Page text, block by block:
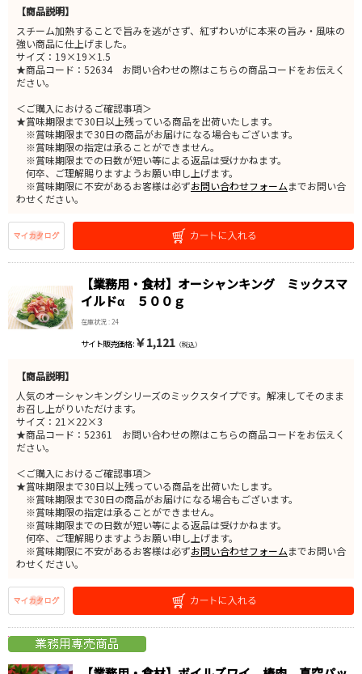
【商品説明】
スチーム加熱することで旨みを逃がさず、紅ずわいがに本来の旨み・風味の
強い商品に仕上げました。
サイズ：19×19×1.5
★商品コード：52634 お問い合わせの際はこちらの商品コードをお伝えく
ださい。
＜ご購入におけるご確認事項＞
★賞味期限まで30日以上残っている商品を出荷いたします。
※賞味期限まで30日の商品がお届けになる場合もございます。
※賞味期限の指定は承ることができません。
※賞味期限までの日数が短い等による返品は受けかねます。
何卒、ご理解賜りますようお願い申し上げます。
※賞味期限に不安があるお客様は必ずお問い合わせフォームまでお問い合
わせください。
【業務用・食材】オーシャンキング ミックスマ
イルドα ５００ｇ
在庫状況 : 24
サイト販売価格 : ￥1,121 （税込）
【商品説明】
人気のオーシャンキングシリーズのミックスタイプです。解凍してそのまま
お召し上がりいただけます。
サイズ：21×22×3
★商品コード：52361 お問い合わせの際はこちらの商品コードをお伝えく
ださい。
＜ご購入におけるご確認事項＞
★賞味期限まで30日以上残っている商品を出荷いたします。
※賞味期限まで30日の商品がお届けになる場合もございます。
※賞味期限の指定は承ることができません。
※賞味期限までの日数が短い等による返品は受けかねます。
何卒、ご理解賜りますようお願い申し上げます。
※賞味期限に不安があるお客様は必ずお問い合わせフォームまでお問い合
わせください。